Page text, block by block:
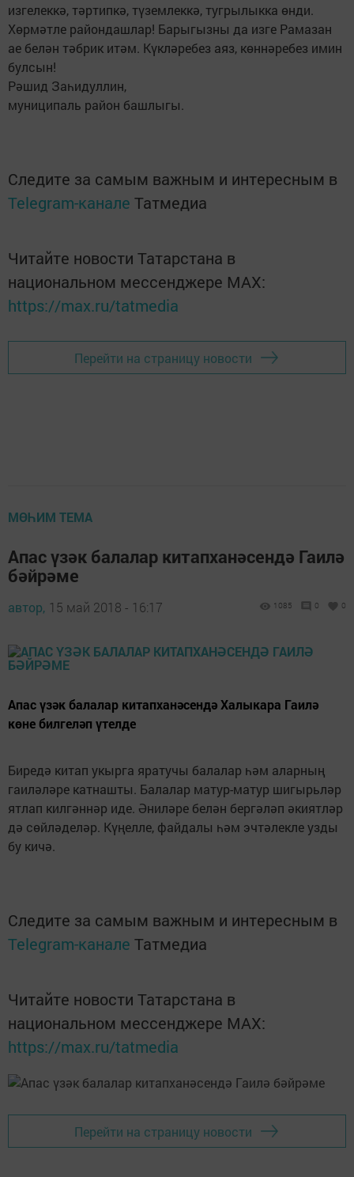
изгелеккә, тәртипкә, түземлеккә, тугрылыкка өнди.
Хөрмәтле райондашлар! Барыгызны да изге Рамазан
ае белән тәбрик итәм. Күкләребез аяз, көннәребез имин
булсын!
Рәшид Заһидуллин,
муниципаль район башлыгы.
Следите за самым важным и интересным в
Telegram-канале Татмедиа
Читайте новости Татарстана в
национальном мессенджере MАХ:
https://max.ru/tatmedia
Перейти на страницу новости
МӨҺИМ ТЕМА
Апас үзәк балалар китапханәсендә Гаилә
бәйрәме
автор, 15 май 2018 - 16:17 1085 0 0
Апас үзәк балалар китапханәсендә Халыкара Гаилә
көне билгеләп үтелде
Биредә китап укырга яратучы балалар һәм аларның
гаиләләре катнашты. Балалар матур-матур шигырьләр
ятлап килгәннәр иде. Әниләре белән бергәләп әкиятләр
дә сөйләделәр. Күңелле, файдалы һәм эчтәлекле узды
бу кичә.
Следите за самым важным и интересным в
Telegram-канале Татмедиа
Читайте новости Татарстана в
национальном мессенджере MАХ:
https://max.ru/tatmedia
Перейти на страницу новости